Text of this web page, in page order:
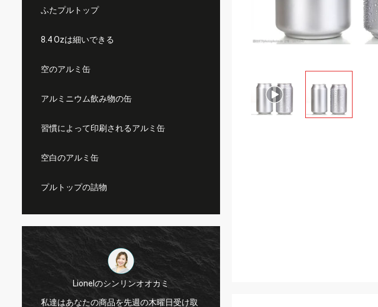
ふたプルトップ
8.4 Ozは細いできる
空のアルミ缶
アルミニウム飲み物の缶
習慣によって印刷されるアルミ缶
空白のアルミ缶
プルトップの詰物
Lionelのシンリンオオカミ
あなたの商品を先週の木曜日受け取
あなたの完全な質に多くに感謝し、VIPサ